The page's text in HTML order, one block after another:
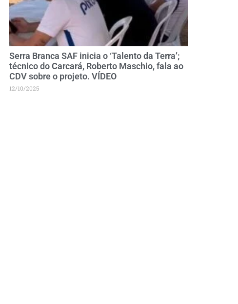
Serra Branca SAF inicia o ‘Talento da Terra’;
técnico do Carcará, Roberto Maschio, fala ao
CDV sobre o projeto. VÍDEO
12/10/2025